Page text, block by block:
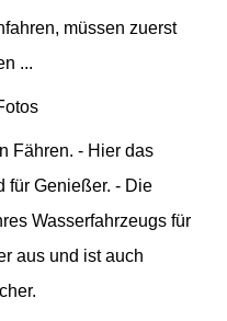
müssen zuerst
...
Fähren. - Hier das
für Genießer. - Die
Wasserfahrzeugs für
aus und ist auch